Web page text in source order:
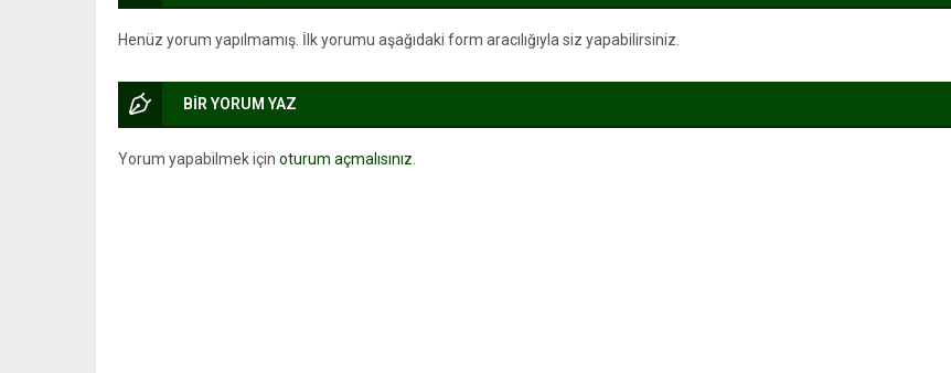
Henüz yorum yapılmamış. İlk yorumu aşağıdaki form aracılığıyla siz yapabilirsiniz.
BİR YORUM YAZ
Yorum yapabilmek için oturum açmalısınız